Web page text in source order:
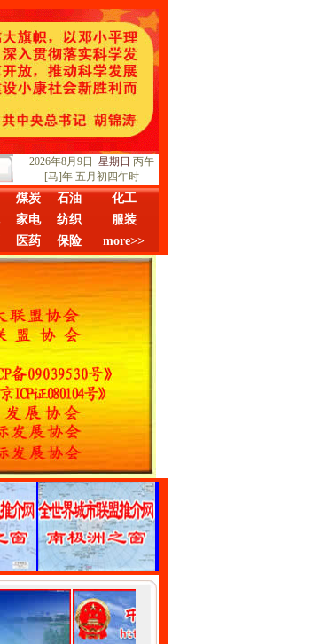
2026年8月9日 星期日 丙午
[马]年 五月初四午时
煤炭 石油
化工
家电 纺织
服装
医药 保险 more>>